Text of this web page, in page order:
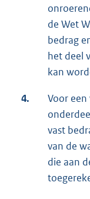
de Wet
bedrag
het deel
kan
4.
Voor
vast
van de
die aan